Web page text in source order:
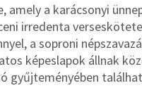
a karácsonyi
irredenta
a soproni
képeslapok állnak
gyűjteményében